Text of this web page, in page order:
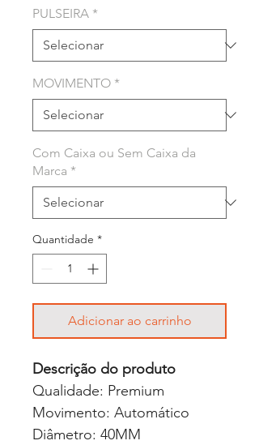
PULSEIRA *
MOVIMENTO *
Com Caixa ou Sem Caixa da
Marca *
Quantidade *
Adicionar ao carrinho
Descrição do produto
Qualidade: Premium
Movimento: Automático
Diâmetro: 40MM